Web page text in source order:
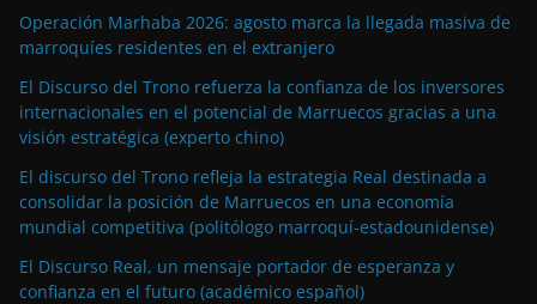
Operación Marhaba 2026: agosto marca la llegada masiva de
marroquíes residentes en el extranjero
El Discurso del Trono refuerza la confianza de los inversores
internacionales en el potencial de Marruecos gracias a una
visión estratégica (experto chino)
El discurso del Trono refleja la estrategia Real destinada a
consolidar la posición de Marruecos en una economía
mundial competitiva (politólogo marroquí-estadounidense)
El Discurso Real, un mensaje portador de esperanza y
confianza en el futuro (académico español)